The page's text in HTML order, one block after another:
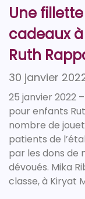
Une
cadeaux
Ruth
30 janvier
25 janvier 2022
pour enfants
nombre de
patients de
par les dons de
dévoués. Mika
classe, à Kiryat